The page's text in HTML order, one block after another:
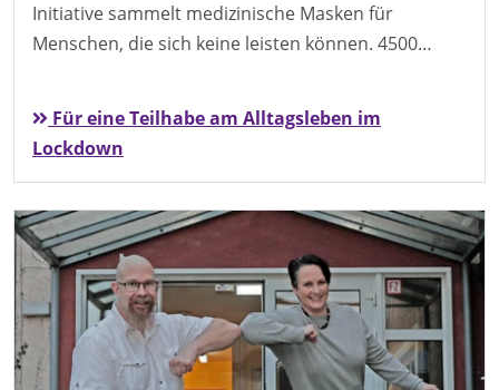
Initiative sammelt medizinische Masken für
Menschen, die sich keine leisten können. 4500…
Für eine Teilhabe am Alltagsleben im
Lockdown